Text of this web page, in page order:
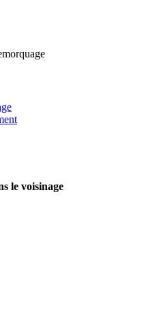
le voisinage